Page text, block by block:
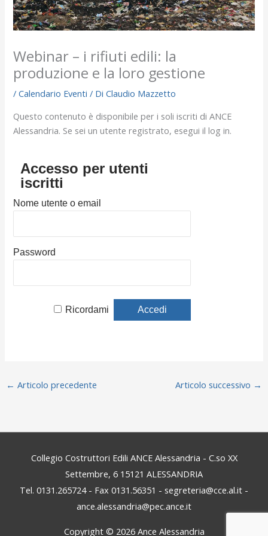
Webinar – i rifiuti edili: la
produzione e la loro gestione
/Calendario Eventi / DiClaudio Mazzetto
Questo contenuto è disponibile per i soli iscriti di ANCE
Alessandria. Se sei un utente registrato, esegui il log in.
Accesso per utenti
iscritti
Nome utente o email
Password
Ricordami
← Articolo precedente Articolo successivo →
Collegio Costruttori Edili ANCE Alessandria - C.so XX
Settembre, 6 15121 ALESSANDRIA
Tel. 0131.265724 - Fax 0131.56351 - segreteria@cce.al.it -
ance.alessandria@pec.ance.it
Copyright © 2026 Ance Alessandria